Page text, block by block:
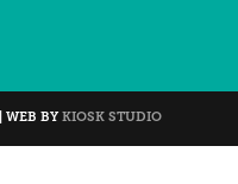
| WEB BYKIOSK STUDIO